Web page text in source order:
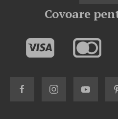
Covoare